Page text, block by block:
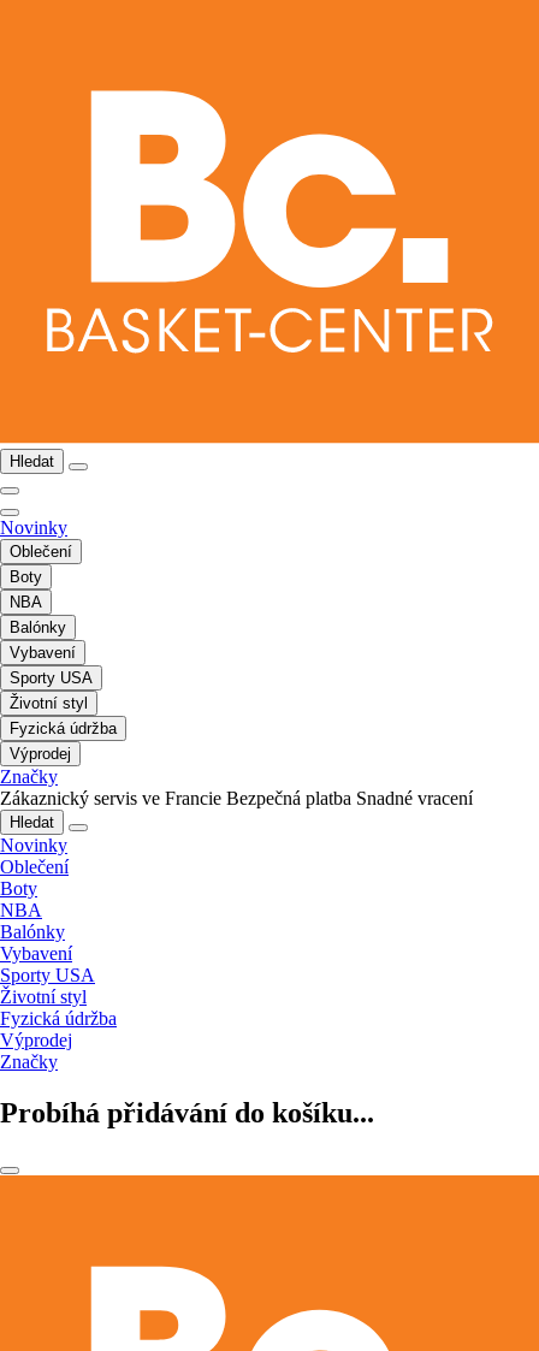
Hledat
Novinky
Oblečení
Boty
NBA
Balónky
Vybavení
Sporty USA
Životní styl
Fyzická údržba
Výprodej
Značky
Zákaznický servis ve Francie Bezpečná platba Snadné vracení
Hledat
Novinky
Oblečení
Boty
NBA
Balónky
Vybavení
Sporty USA
Životní styl
Fyzická údržba
Výprodej
Značky
Probíhá přidávání do košíku...